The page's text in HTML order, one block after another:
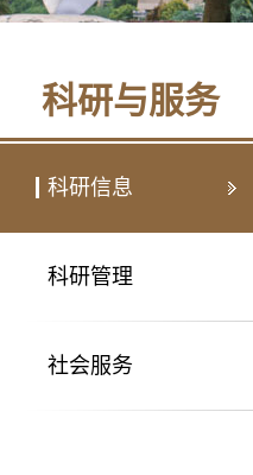
科研与服务
科研信息
科研管理
社会服务